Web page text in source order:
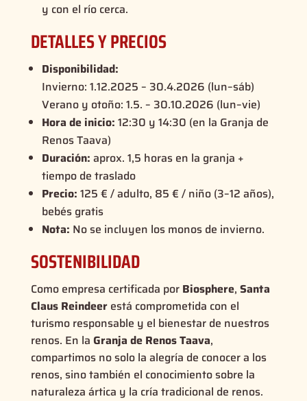
y con el río cerca.
DETALLES Y PRECIOS
Disponibilidad:
Invierno: 1.12.2025 – 30.4.2026 (lun–sáb)
Verano y otoño: 1.5. – 30.10.2026 (lun–vie)
Hora de inicio: 12:30 y 14:30 (en la Granja de
Renos Taava)
Duración: aprox. 1,5 horas en la granja +
tiempo de traslado
Precio: 125 € / adulto, 85 € / niño (3–12 años),
bebés gratis
Nota: No se incluyen los monos de invierno.
SOSTENIBILIDAD
Como empresa certificada por Biosphere, Santa
Claus Reindeerestá comprometida con el
turismo responsable y el bienestar de nuestros
renos. En la Granja de Renos Taava,
compartimos no solo la alegría de conocer a los
renos, sino también el conocimiento sobre la
naturaleza ártica y la cría tradicional de renos.